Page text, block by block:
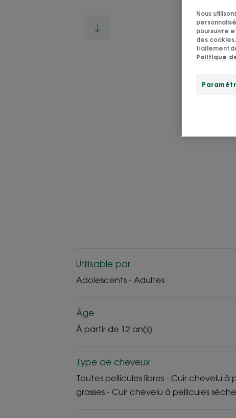
Utilisable par
Adolescents - Adultes
Âge
À partir de 12 an(s)
Type de cheveux
Toutes pellicules libres - Cuir chevelu à
grasses - Cuir chevelu à pellicules
Nous
poursuivre
des
traitement
Politique